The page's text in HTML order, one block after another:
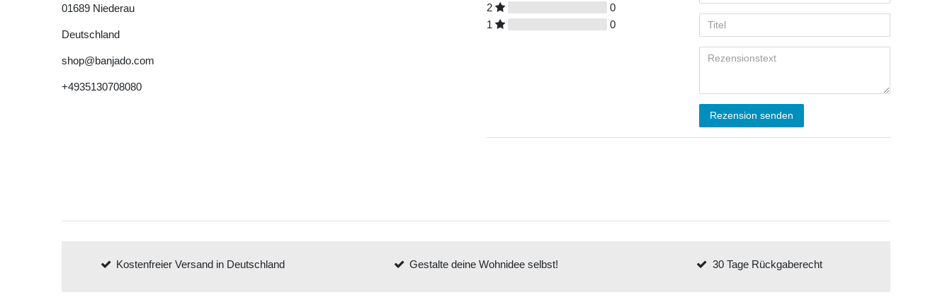
01689 Niederau
Deutschland
shop@banjado.com
+4935130708080
2
0
1
0
Rezension senden
Kostenfreier Versand in Deutschland Gestalte deine Wohnidee selbst! 30 Tage Rückgaberecht